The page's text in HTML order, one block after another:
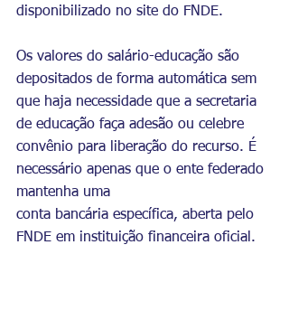
disponibilizado no site do FNDE.
Os valores do salário-educação são
depositados de forma automática sem
que haja necessidade que a secretaria
de educação faça adesão ou celebre
convênio para liberação do recurso. É
necessário apenas que o ente federado
mantenha uma
conta bancária específica, aberta pelo
FNDE em instituição financeira oficial.